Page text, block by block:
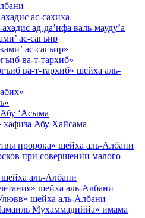
ас-сахиха
ад-да’ифа валь-мауду’а
ас-сагъир
ас-сагъир»
ва-т-тархиб»
ва-т-тархиб» шейха аль-
‘Асыма
хафиза Абу Хайсама
пророка» шейха аль-Албани
при совершении малого
аль-Албани
шейха аль-Албани
шейха аль-Албани
Мухаммадиййа» имама